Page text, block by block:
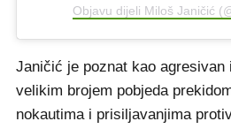
Objavu dijeli Miloš Janičić
Janičić je poznat kao
velikim brojem pobjeda
nokautima i prisiljavanjima